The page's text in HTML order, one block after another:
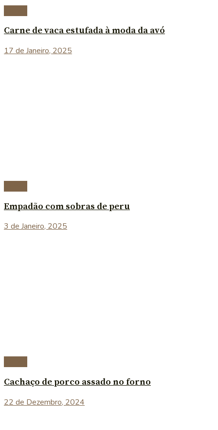
Carne de vaca estufada à moda da avó
17 de Janeiro, 2025
Empadão com sobras de peru
3 de Janeiro, 2025
Cachaço de porco assado no forno
22 de Dezembro, 2024